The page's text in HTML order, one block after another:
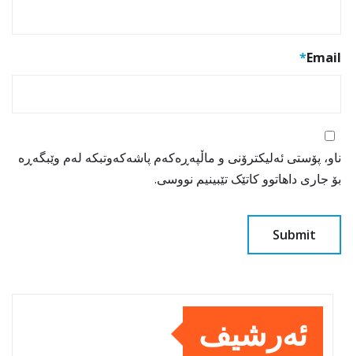
Email
*
ناو، پۆستی ئەلیکترۆنی و ماڵپەڕەکەم پاشەکەوتبکە لەم وێبگەڕە
بۆ جاری داهاتوو کاتێک تێبینیم نووسی.
ئەرشیف